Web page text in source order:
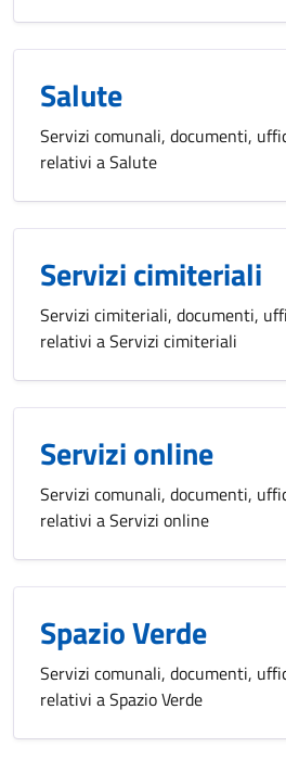
Salute
Servizi comunali, documenti,
relativi a Salute
Servizi cimiteriali
Servizi cimiteriali, documenti,
relativi a Servizi cimiteriali
Servizi online
Servizi comunali, documenti,
relativi a Servizi online
Spazio Verde
Servizi comunali, documenti,
relativi a Spazio Verde